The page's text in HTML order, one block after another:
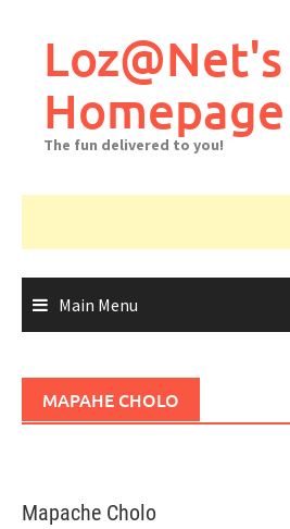
Loz@Net's
Homepage
The fun delivered to you!
Main Menu
MAPAHE CHOLO
Mapache Cholo